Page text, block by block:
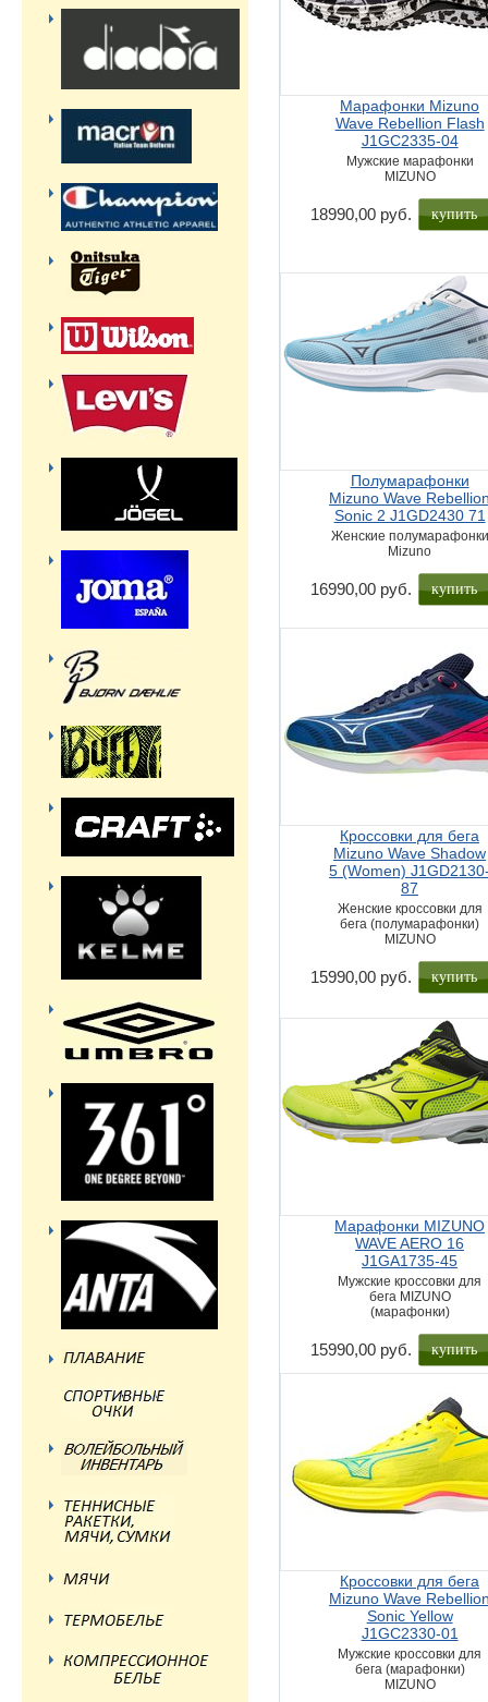
Марафонки Mizuno
Wave Rebellion Flash
J1GC2335-04
Мужские марафонки
MIZUNO
18990,00 руб. купить
Полумарафонки
Mizuno Wave
Sonic 2 J1GD2430 71
Женские полумарафонки
Mizuno
16990,00 руб. купить
Кроссовки для бега
Mizuno Wave Shadow
5 (Women)
87
Женские кроссовки для
бега (полумарафонки)
MIZUNO
15990,00 руб. купить
Марафонки MIZUNO
WAVE AERO 16
J1GA1735-45
Мужские кроссовки для
бега MIZUNO
(марафонки)
15990,00 руб. купить
Кроссовки для бега
Mizuno Wave
Sonic Yellow
J1GC2330-01
Мужские кроссовки для
бега (марафонки)
MIZUNO